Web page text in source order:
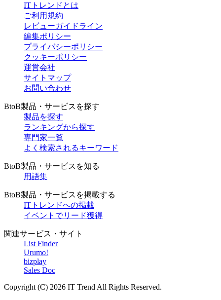
ITトレンドとは
ご利用規約
レビューガイドライン
編集ポリシー
プライバシーポリシー
クッキーポリシー
運営会社
サイトマップ
お問い合わせ
BtoB製品・サービスを探す
製品を探す
ランキングから探す
専門家一覧
よく検索されるキーワード
BtoB製品・サービスを知る
用語集
BtoB製品・サービスを掲載する
ITトレンドへの掲載
イベントでリード獲得
関連サービス・サイト
List Finder
Urumo!
bizplay
Sales Doc
Copyright (C) 2026 IT Trend All Rights Reserved.